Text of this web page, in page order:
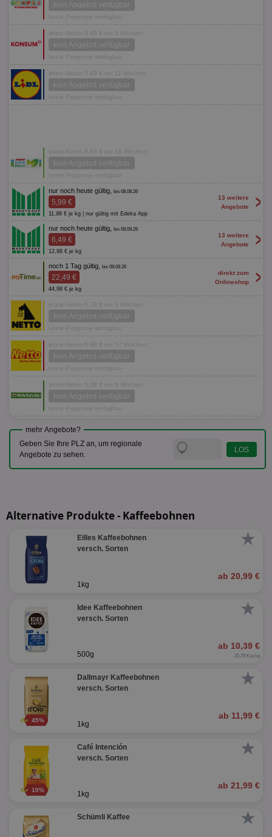
kein Angebot verfügbar
keine Prognose verfügbar
letzte Aktion 8,49 € vor 5 Wochen
kein Angebot verfügbar
keine Prognose verfügbar
letzte Aktion 5,49 € vor 11 Wochen
kein Angebot verfügbar
keine Prognose verfügbar
letzte Aktion 6,66 € vor 18 Wochen
kein Angebot verfügbar
keine Prognose verfügbar
nur noch heute gültig, bis 08.08.26
5,99 €
11,98 € je kg | nur gültig mit Edeka App
13 weitere
Angebote
>
nur noch heute gültig, bis 08.08.26
6,49 €
12,98 € je kg
13 weitere
Angebote
>
noch 1 Tag gültig, bis 09.08.26
22,49 €
44,98 € je kg
direkt zum
Onlineshop
>
letzte Aktion 6,79 € vor 3 Wochen
kein Angebot verfügbar
keine Prognose verfügbar
letzte Aktion 6,99 € vor 57 Wochen
kein Angebot verfügbar
keine Prognose verfügbar
letzte Aktion 6,99 € vor 6 Wochen
kein Angebot verfügbar
keine Prognose verfügbar
mehr Angebote?
Geben Sie Ihre PLZ an, um regionale
Angebote zu sehen.
Alternative Produkte - Kaffeebohnen
★
Eilles Kaffeebohnen
versch. Sorten
ab 20,99 €
1kg
★
Idee Kaffeebohnen
versch. Sorten
ab 10,39 €
500g 20,78 € je kg
★
45%
Dallmayr Kaffeebohnen
versch. Sorten
ab 11,99 €
1kg
★
10%
Café Intención
versch. Sorten
ab 21,99 €
1kg
★
Schümli Kaffee